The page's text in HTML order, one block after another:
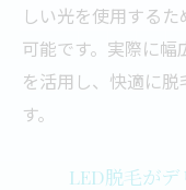
しい光を使用する
可能です。実際に
を活用し、快適に
す。
LED脱毛が